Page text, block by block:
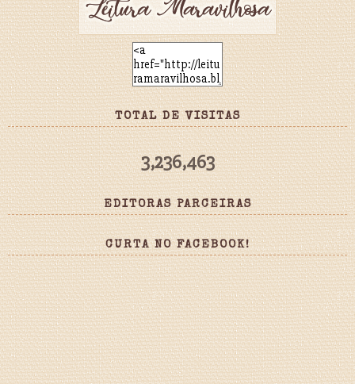
TOTAL DE VISITAS
3,236,463
EDITORAS PARCEIRAS
CURTA NO FACEBOOK!